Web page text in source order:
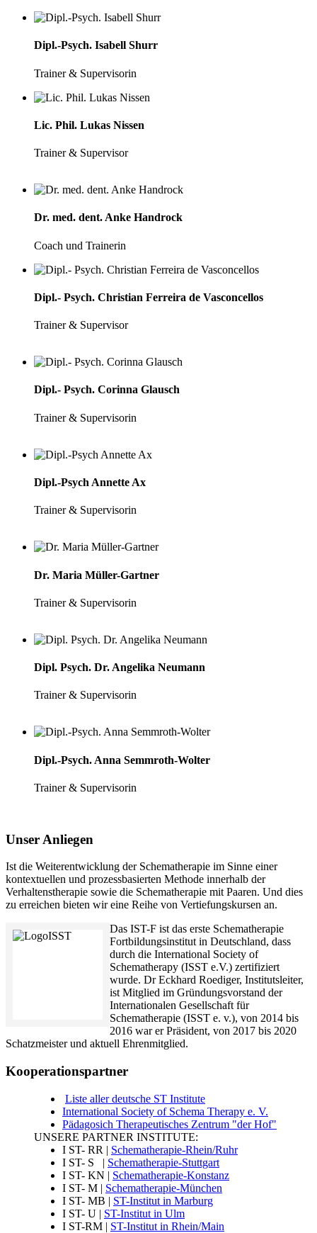
Dipl.-Psych. Isabell Shurr
Trainer & Supervisorin
Lic. Phil. Lukas Nissen
Trainer & Supervisor
Dr. med. dent. Anke Handrock
Coach und Trainerin
Dipl.- Psych. Christian Ferreira de Vasconcellos
Trainer & Supervisor
Dipl.- Psych. Corinna Glausch
Trainer & Supervisorin
Dipl.-Psych Annette Ax
Trainer & Supervisorin
Dr. Maria Müller-Gartner
Trainer & Supervisorin
Dipl. Psych. Dr. Angelika Neumann
Trainer & Supervisorin
Dipl.-Psych. Anna Semmroth-Wolter
Trainer & Supervisorin
Unser Anliegen
Ist die Weiterentwicklung der Schematherapie im Sinne einer
kontextuellen und prozessbasierten Methode innerhalb der
Verhaltenstherapie sowie die Schematherapie mit Paaren. Und dies
zu erreichen bieten wir eine Reihe von Vertiefungskursen an.
Das IST-F ist das erste Schematherapie
Fortbildungsinstitut in Deutschland, dass
durch die International Society of
Schematherapy (ISST e.V.) zertifiziert
wurde. Dr Eckhard Roediger, Institutsleiter,
ist Mitglied im Gründungsvorstand der
Internationalen Gesellschaft für
Schematherapie (ISST e. v.), von 2014 bis
2016 war er Präsident, von 2017 bis 2020
Schatzmeister und aktuell Ehrenmitglied.
Kooperationspartner
Liste aller deutsche ST Institute
International Society of Schema Therapy e. V.
Pädagosich Therapeutisches Zentrum "der Hof"
UNSERE PARTNER INSTITUTE:
I ST- RR | Schematherapie-Rhein/Ruhr
I ST- S | Schematherapie-Stuttgart
I ST- KN | Schematherapie-Konstanz
I ST- M | Schematherapie-München
I ST- MB | ST-Institut in Marburg
I ST- U | ST-Institut in Ulm
I ST-RM | ST-Institut in Rhein/Main